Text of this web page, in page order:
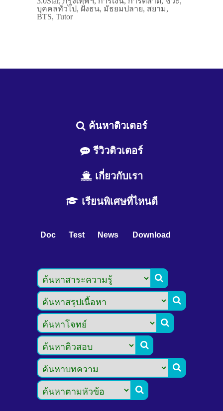
บุคคลทั่วไป, ฝั่งธน, มัธยมปลาย, สยาม,
BTS, Tutor
ค้นหาติวเตอร์
รีวิวติวเตอร์
เกี่ยวกับเรา
เรียนพิเศษที่ไหนดี
Doc Test News Download





